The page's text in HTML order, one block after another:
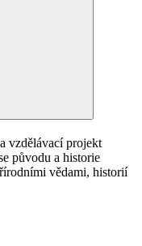
vzdělávací projekt
původu a historie
vědami, historií